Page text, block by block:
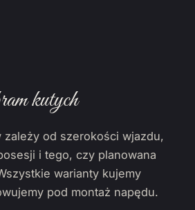
kutych
zależy od szerokości wjazdu,
i tego, czy planowana
warianty kujemy
pod montaż napędu.